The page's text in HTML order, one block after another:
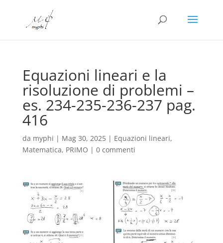
Equazioni lineari e la
risoluzione di problemi –
es. 234-235-236-237 pag.
416
da myphi | Mag 30, 2025| Equazioni lineari,
Matematica, PRIMO | 0 commenti